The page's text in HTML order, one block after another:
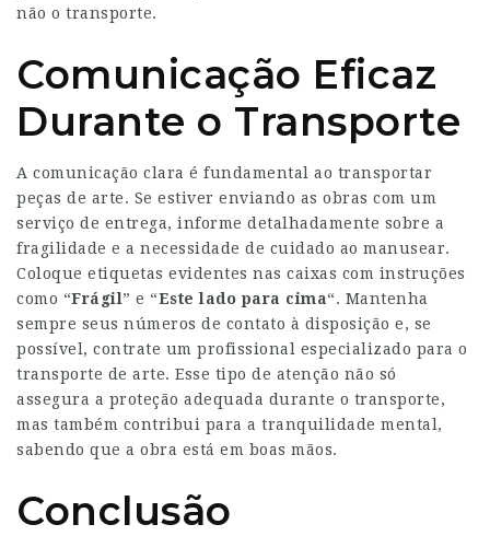
não o transporte.
Comunicação Eficaz
Durante o Transporte
A comunicação clara é fundamental ao transportar
peças de arte. Se estiver enviando as obras com um
serviço de entrega, informe detalhadamente sobre a
fragilidade e a necessidade de cuidado ao manusear.
Coloque etiquetas evidentes nas caixas com instruções
como “Frágil” e “Este lado para cima“. Mantenha
sempre seus números de contato à disposição e, se
possível, contrate um profissional especializado para o
transporte de arte. Esse tipo de atenção não só
assegura a proteção adequada durante o transporte,
mas também contribui para a tranquilidade mental,
sabendo que a obra está em boas mãos.
Conclusão